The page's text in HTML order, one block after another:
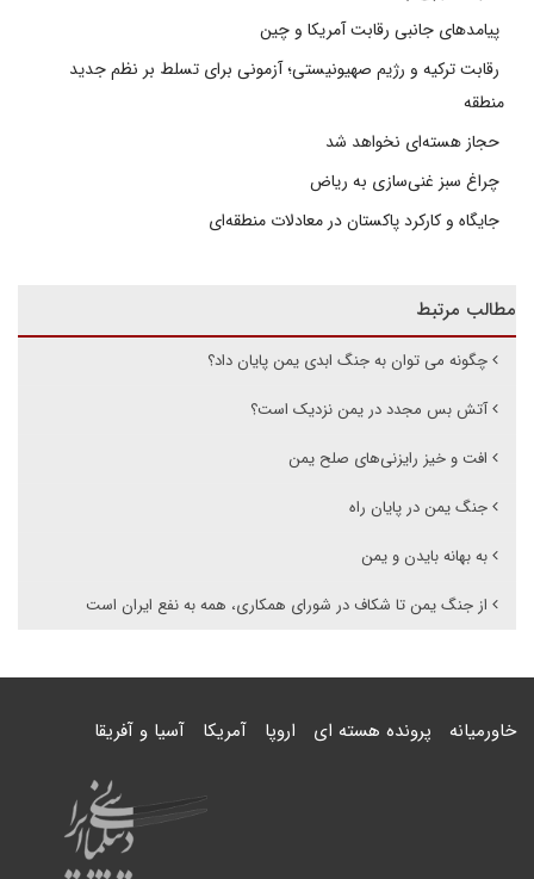
پیامدهای جانبی رقابت آمریکا و چین
رقابت ترکیه و رژیم صهیونیستی؛ آزمونی برای تسلط بر نظم جدید
منطقه
حجاز هسته‌ای نخواهد شد
چراغ سبز غنی‌سازی به ریاض
جایگاه و کارکرد پاکستان در معادلات منطقه‌ای
مطالب مرتبط
چگونه می توان به جنگ ابدی یمن پایان داد؟
آتش بس مجدد در یمن نزدیک است؟
افت و خیز رایزنی‌های صلح یمن
جنگ یمن در پایان راه
به بهانه بایدن و یمن
از جنگ یمن تا شکاف در شورای همکاری، همه به نفع ایران است
خاورمیانه پرونده هسته ای اروپا آمریکا آسیا و آفریقا